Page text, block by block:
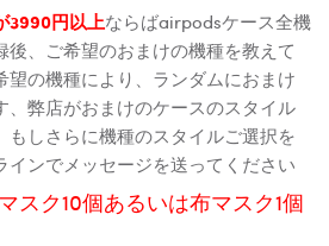
3990円以上ならばairpodsケース全機
、ご希望のおまけの機種を教えて
望の機種により、ランダムにおまけ
、弊店がおまけのケースのスタイル
もしさらに機種のスタイルご選択を
インでメッセージを送ってください
ク10個あるいは布マスク1個